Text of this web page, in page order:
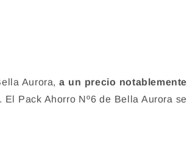
Aurora,a un precio notablemente
. El Pack Ahorro Nº6 de Bella Aurora se